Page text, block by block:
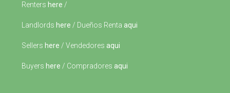
Renters here /
Landlords here / Dueños Renta aqui
Sellers here / Vendedores aqui
Buyers here / Compradores aqui